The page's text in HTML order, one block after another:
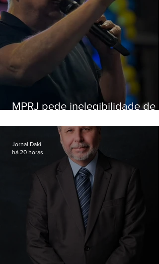
MPRJ pede inelegibilidade de
Jornal Daki
há 20 horas